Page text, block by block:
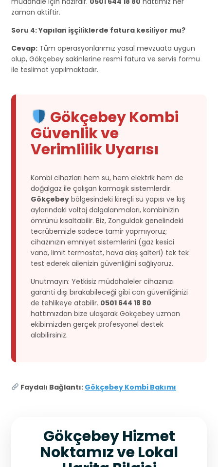
zaman aktiftir.
Soru 4: Yapılan işçiliklerde fatura kesiliyor mu?
Cevap: Tüm operasyonlarımız yasal mevzuata uygun
olup, Gökçebey sakinlerine resmi fatura ve servis formu
ile teslimat yapılmaktadır.
Gökçebey Kombi
Güvenlik ve
Verimlilik Uyarısı
Kombi cihazları hem su, hem elektrik hem de
doğalgaz ile çalışan karmaşık sistemlerdir.
Gökçebey bölgesindeki kireçli su yapısı ve kış
aylarındaki voltaj dalgalanmaları, kombinizin
ömrünü kısaltabilir. Biz, Zonguldak genelindeki
tecrübemizle sadece tamir yapmıyoruz;
cihazınızın emniyet sistemlerini (gaz kesici
vana, limit termostat, hava akış şalteri) tek tek
test ederek ailenizin güvenliğini sağlıyoruz.
Unutmayın: Yetkisiz müdahaleler cihazınızı
garanti dışı bırakabileceği gibi can güvenliğinizi
de tehlikeye atabilir. 0501 644 18 80
hattımızdan bize ulaşarak Gökçebey uzman
ekibimizden gerçek profesyonel destek
alabilirsiniz.
Faydalı Bağlantı: Gökçebey Kombi Bakımı
Gökçebey Hizmet
Noktamız ve Lokal